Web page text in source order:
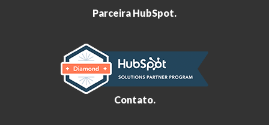
Parceira HubSpot.
Contato.